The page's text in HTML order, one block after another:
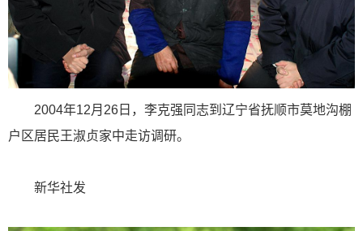
2004年12月26日，李克强同志到辽宁省抚顺市莫地沟棚
户区居民王淑贞家中走访调研。
新华社发